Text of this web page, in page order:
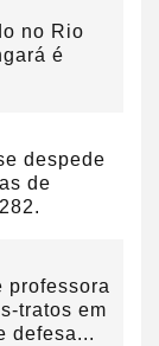
no Rio
é
despede
de
professora
tratos em
defesa...